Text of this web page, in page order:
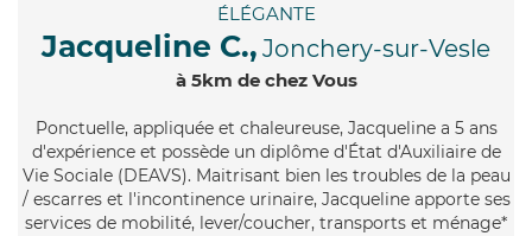
ÉLÉGANTE
Jacqueline C., Jonchery-sur-Vesle
à 5km de chez Vous
Ponctuelle, appliquée et chaleureuse, Jacqueline a 5 ans
d'expérience et possède un diplôme d'État d'Auxiliaire de
Vie Sociale (DEAVS). Maitrisant bien les troubles de la peau
/ escarres et l'incontinence urinaire, Jacqueline apporte ses
services de mobilité, lever/coucher, transports et ménage*